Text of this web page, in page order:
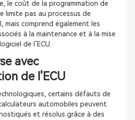
le coût de la programmation de
limite pas au processus de
mais comprend également les
à la maintenance et à la mise
de l’ECU.
avec
de l'ECU
certains défauts de
automobiles peuvent
et résolus grâce à des